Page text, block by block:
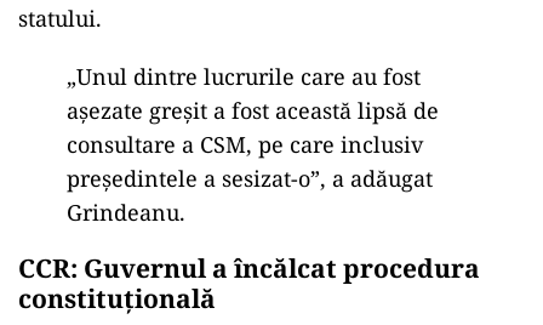
statului.
„Unul dintre lucrurile care au fost
așezate greșit a fost această lipsă de
consultare a CSM, pe care inclusiv
președintele a sesizat-o”, a adăugat
Grindeanu.
CCR: Guvernul a încălcat procedura
constituțională